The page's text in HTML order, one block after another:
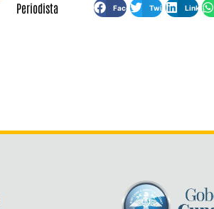
Periodista Facebook Twitter LinkedIn